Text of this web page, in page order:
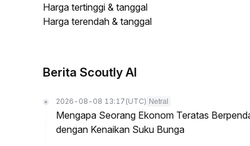
Harga tertinggi & tanggal
Harga terendah & tanggal
Berita Scoutly AI
2026-08-08 13:17 (UTC) Netral
Mengapa Seorang Ekonom Teratas
dengan Kenaikan Suku Bunga